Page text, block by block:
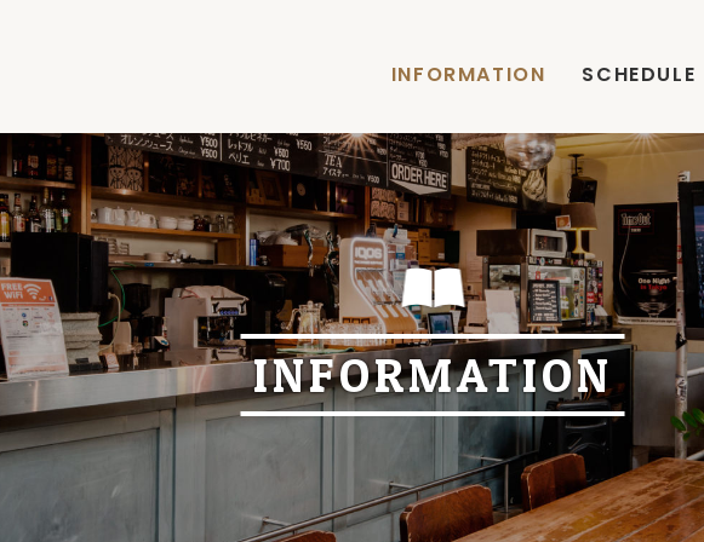
INFORMATION SCHEDULE
INFORMATION